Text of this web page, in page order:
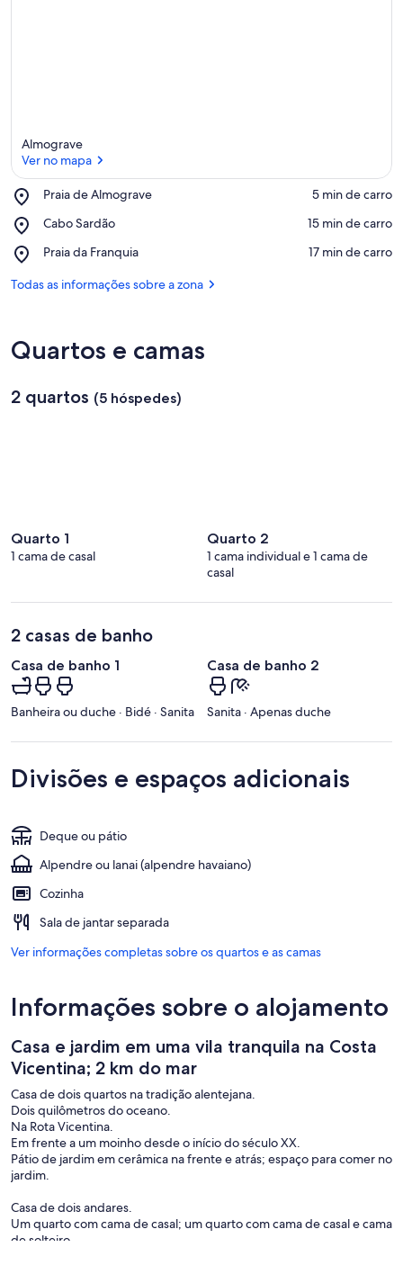
Almograve
Ver no mapa
Praia de Almograve
Place,
de
‪5 min de carro‬
Cabo Sardão
Place,
Sardão
‪15 min de carro‬
Praia da Franquia
Place,
da
‪17 min de carro‬
Todas as informações sobre a zona
Quartos e camas
2 quartos (5 hóspedes)
Quarto 1
1 cama de casal
Quarto 2
1 cama individual e 1 cama de
casal
2 casas de banho
Casa de banho 1
Banheira ou duche · Bidé · Sanita
Casa de banho 2
Sanita · Apenas duche
Divisões e espaços adicionais
Deque ou pátio
Alpendre ou lanai (alpendre havaiano)
Cozinha
Sala de jantar separada
Ver informações completas sobre os quartos e as camas
Informações sobre o alojamento
Casa e jardim em uma vila tranquila na Costa
Vicentina; 2 km do mar
Casa de dois quartos na tradição alentejana.
Dois quilômetros do oceano.
Na Rota Vicentina.
Em frente a um moinho desde o início do século XX.
Pátio de jardim em cerâmica na frente e atrás; espaço para comer no
jardim.
Casa de dois andares.
Um quarto com cama de casal; um quarto com cama de casal e cama
de solteiro.